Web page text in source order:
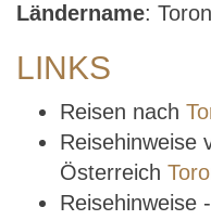
Ländername:
LINKS
Reisen nach
Reisehinweise
Österreich
Reisehinweise